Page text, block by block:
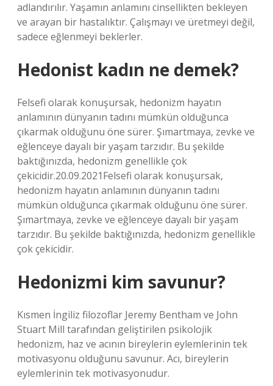
adlandırılır. Yaşamın anlamını cinsellikten bekleyen
ve arayan bir hastalıktır. Çalışmayı ve üretmeyi değil,
sadece eğlenmeyi beklerler.
Hedonist kadın ne demek?
Felsefi olarak konuşursak, hedonizm hayatın
anlamının dünyanın tadını mümkün olduğunca
çıkarmak olduğunu öne sürer. Şımartmaya, zevke ve
eğlenceye dayalı bir yaşam tarzıdır. Bu şekilde
baktığınızda, hedonizm genellikle çok
çekicidir.20.09.2021Felsefi olarak konuşursak,
hedonizm hayatın anlamının dünyanın tadını
mümkün olduğunca çıkarmak olduğunu öne sürer.
Şımartmaya, zevke ve eğlenceye dayalı bir yaşam
tarzıdır. Bu şekilde baktığınızda, hedonizm genellikle
çok çekicidir.
Hedonizmi kim savunur?
Kısmen İngiliz filozoflar Jeremy Bentham ve John
Stuart Mill tarafından geliştirilen psikolojik
hedonizm, haz ve acının bireylerin eylemlerinin tek
motivasyonu olduğunu savunur. Acı, bireylerin
eylemlerinin tek motivasyonudur.